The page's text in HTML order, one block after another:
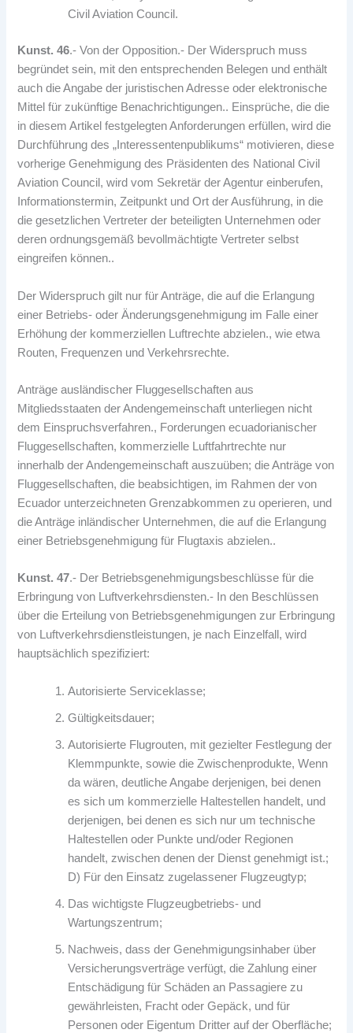
Civil Aviation Council.
Kunst. 46.- Von der Opposition.- Der Widerspruch muss
begründet sein, mit den entsprechenden Belegen und enthält
auch die Angabe der juristischen Adresse oder elektronische
Mittel für zukünftige Benachrichtigungen.. Einsprüche, die die
in diesem Artikel festgelegten Anforderungen erfüllen, wird die
Durchführung des „Interessentenpublikums“ motivieren, diese
vorherige Genehmigung des Präsidenten des National Civil
Aviation Council, wird vom Sekretär der Agentur einberufen,
Informationstermin, Zeitpunkt und Ort der Ausführung, in die
die gesetzlichen Vertreter der beteiligten Unternehmen oder
deren ordnungsgemäß bevollmächtigte Vertreter selbst
eingreifen können..
Der Widerspruch gilt nur für Anträge, die auf die Erlangung
einer Betriebs- oder Änderungsgenehmigung im Falle einer
Erhöhung der kommerziellen Luftrechte abzielen., wie etwa
Routen, Frequenzen und Verkehrsrechte.
Anträge ausländischer Fluggesellschaften aus
Mitgliedsstaaten der Andengemeinschaft unterliegen nicht
dem Einspruchsverfahren., Forderungen ecuadorianischer
Fluggesellschaften, kommerzielle Luftfahrtrechte nur
innerhalb der Andengemeinschaft auszuüben; die Anträge von
Fluggesellschaften, die beabsichtigen, im Rahmen der von
Ecuador unterzeichneten Grenzabkommen zu operieren, und
die Anträge inländischer Unternehmen, die auf die Erlangung
einer Betriebsgenehmigung für Flugtaxis abzielen..
Kunst. 47.- Der Betriebsgenehmigungsbeschlüsse für die
Erbringung von Luftverkehrsdiensten.- In den Beschlüssen
über die Erteilung von Betriebsgenehmigungen zur Erbringung
von Luftverkehrsdienstleistungen, je nach Einzelfall, wird
hauptsächlich spezifiziert:
Autorisierte Serviceklasse;
Gültigkeitsdauer;
Autorisierte Flugrouten, mit gezielter Festlegung der
Klemmpunkte, sowie die Zwischenprodukte, Wenn
da wären, deutliche Angabe derjenigen, bei denen
es sich um kommerzielle Haltestellen handelt, und
derjenigen, bei denen es sich nur um technische
Haltestellen oder Punkte und/oder Regionen
handelt, zwischen denen der Dienst genehmigt ist.;
D) Für den Einsatz zugelassener Flugzeugtyp;
Das wichtigste Flugzeugbetriebs- und
Wartungszentrum;
Nachweis, dass der Genehmigungsinhaber über
Versicherungsverträge verfügt, die Zahlung einer
Entschädigung für Schäden an Passagiere zu
gewährleisten, Fracht oder Gepäck, und für
Personen oder Eigentum Dritter auf der Oberfläche;